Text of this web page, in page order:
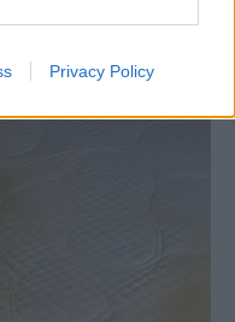
Privacy Policy